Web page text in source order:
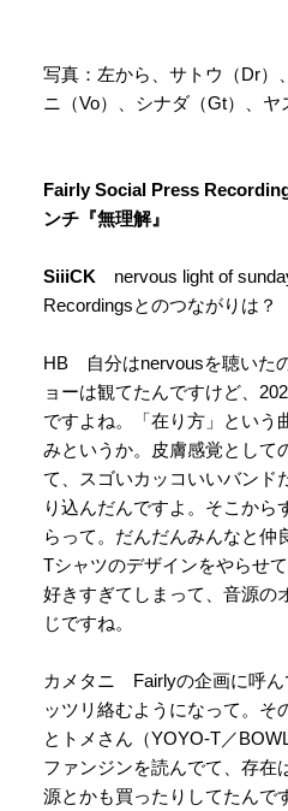
写真：左から、サトウ（Dr）
ニ（Vo）、シナダ（Gt）、ヤ
Fairly Social Press
ンチ『無理解』
SiiiCK nervous light of
Recordingsとのつながりは？
HB 自分はnervousを聴いた
ョーは観てたんですけど、
ですよね。「在り方」という
みというか。皮膚感覚として
て、スゴいカッコいいバンド
り込んだんですよ。そこから
らって。だんだんみんなと仲
Tシャツのデザインをやらせ
好きすぎてしまって、音源の
じですね。
カメタニ Fairlyの企画に呼ん
ッツリ絡むようになって。そ
とトメさん（YOYO-T／
ファンジンを読んでて、存在
源とかも買ったりしてたんで